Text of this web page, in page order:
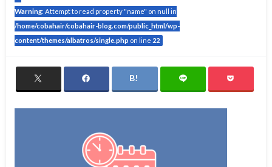
Warning: Attempt to read property "name" on null in
/home/cobahair/cobahair-blog.com/public_html/wp-
content/themes/albatros/single.php on line 22